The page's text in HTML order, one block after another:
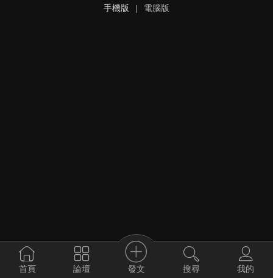
手機版
| 電腦版
首頁 論壇 發文 搜尋 我的